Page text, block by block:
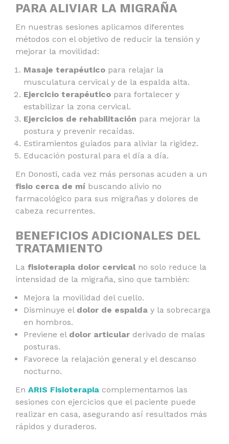
PARA ALIVIAR LA MIGRAÑA
En nuestras sesiones aplicamos diferentes
métodos con el objetivo de reducir la tensión y
mejorar la movilidad:
Masaje terapéutico para relajar la
musculatura cervical y de la espalda alta.
Ejercicio terapéutico para fortalecer y
estabilizar la zona cervical.
Ejercicios de rehabilitación para mejorar la
postura y prevenir recaídas.
Estiramientos guiados para aliviar la rigidez.
Educación postural para el día a día.
En Donosti, cada vez más personas acuden a un
fisio cerca de mí buscando alivio no
farmacológico para sus migrañas y dolores de
cabeza recurrentes.
BENEFICIOS ADICIONALES DEL
TRATAMIENTO
La fisioterapia dolor cervicalno solo reduce la
intensidad de la migraña, sino que también:
Mejora la movilidad del cuello.
Disminuye el dolor de espalda y la sobrecarga
en hombros.
Previene el dolor articular derivado de malas
posturas.
Favorece la relajación general y el descanso
nocturno.
En ARIS Fisioterapia complementamos las
sesiones con ejercicios que el paciente puede
realizar en casa, asegurando así resultados más
rápidos y duraderos.